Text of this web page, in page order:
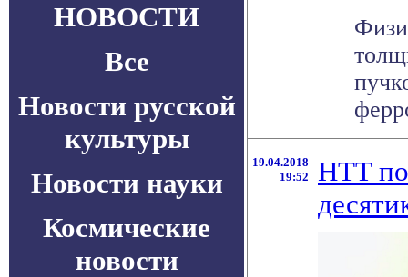
НОВОСТИ
Все
Новости русской
культуры
Новости науки
Космические
новости
19.04.2018
19:52
HTT